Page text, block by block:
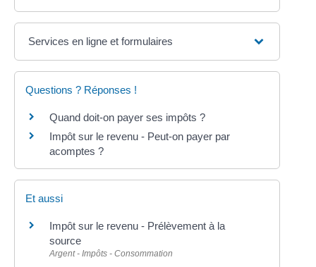
Services en ligne et formulaires
Questions ? Réponses !
Quand doit-on payer ses impôts ?
Impôt sur le revenu - Peut-on payer par
acomptes ?
Et aussi
Impôt sur le revenu - Prélèvement à la
source
Argent - Impôts - Consommation